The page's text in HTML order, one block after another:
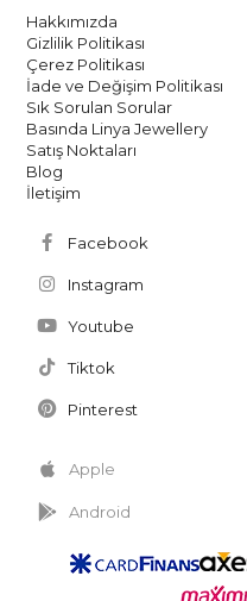
Hakkımızda
Gizlilik Politikası
Çerez Politikası
İade ve Değişim Politikası
Sık Sorulan Sorular
Basında Linya Jewellery
Satış Noktaları
Blog
İletişim
Facebook
Instagram
Youtube
Tiktok
Pinterest
Apple
Android